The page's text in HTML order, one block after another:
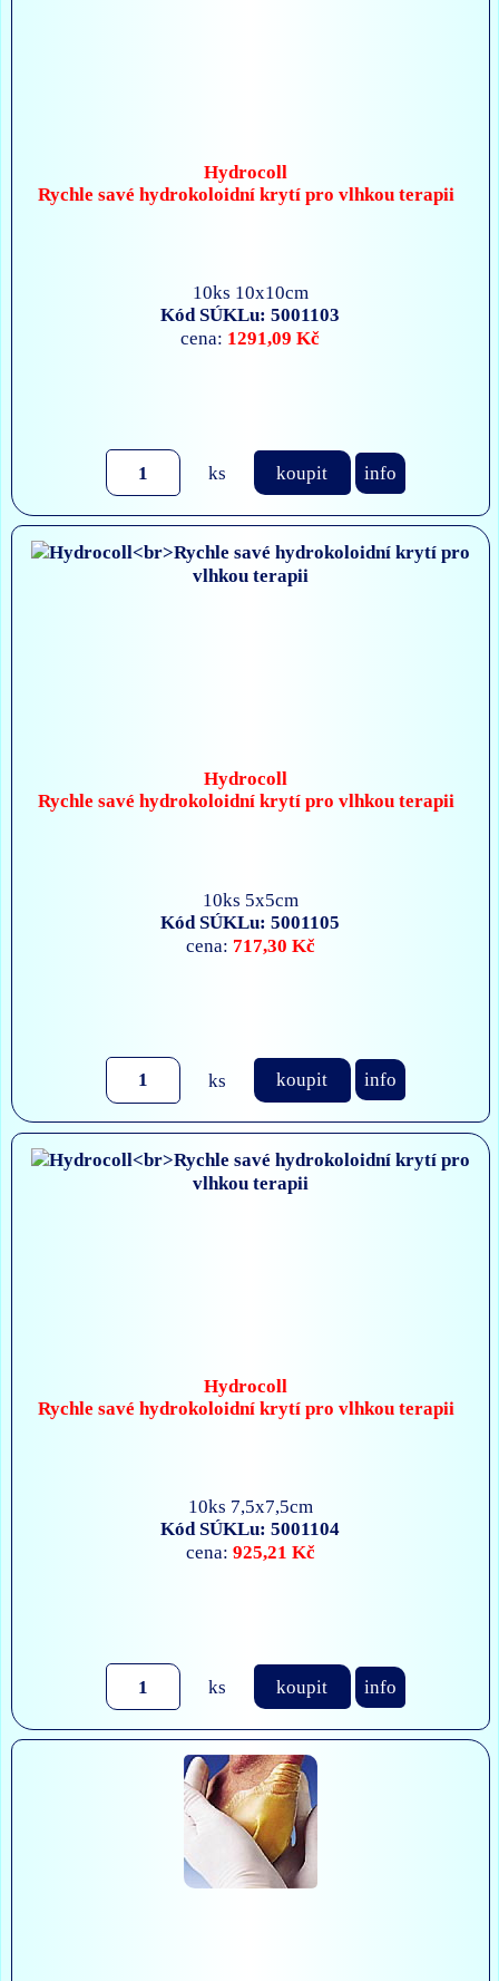
Hydrocoll
Rychle savé hydrokoloidní krytí pro vlhkou terapii
10ks 10x10cm
Kód SÚKLu: 5001103
cena: 1291,09 Kč
ks koupit info
Hydrocoll
Rychle savé hydrokoloidní krytí pro vlhkou terapii
10ks 5x5cm
Kód SÚKLu: 5001105
cena: 717,30 Kč
ks koupit info
Hydrocoll
Rychle savé hydrokoloidní krytí pro vlhkou terapii
10ks 7,5x7,5cm
Kód SÚKLu: 5001104
cena: 925,21 Kč
ks koupit info